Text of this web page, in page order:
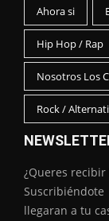
Ahora si
Hip Hop / Rap
Nosotros Los
Rock /
¿Queres
Suscribiéndote
llegaran a tu